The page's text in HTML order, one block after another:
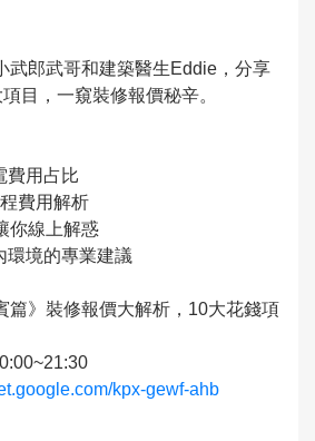
武郎武哥和建築醫生Eddie，分享
目，一窺裝修報價秘辛。
費用占比
費用解析
你線上解惑
環境的專業建議
》裝修報價大解析，10大花錢項
kpx-gewf-ahb